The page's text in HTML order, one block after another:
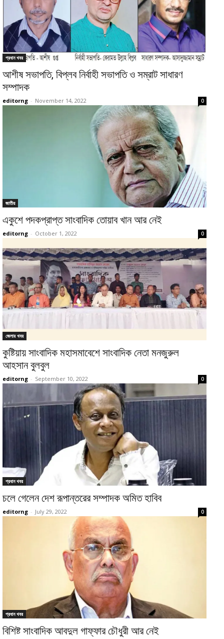
প্রধান খবর
আশীষ সভাপতি, বিপ্লব নির্বাহী সভাপতি ও সম্রাট সাধারণ
সম্পাদক
editorng - November 14, 2022 0
জাতীয়
একুশে পদকপ্রাপ্ত সাংবাদিক তোয়াব খান আর নেই
editorng - October 1, 2022 0
জেলার খবর
কুষ্টিয়ায় সাংবাদিক মহাসমাবেশে সাংবাদিক নেতা মনজুরুল
আহসান বুলবুল
editorng - September 10, 2022 0
প্রধান খবর
চলে গেলেন দেশ রূপান্তরের সম্পাদক অমিত হাবিব
editorng - July 29, 2022 0
প্রধান খবর
বিশিষ্ট সাংবাদিক আবদুল গাফ্‌ফার চৌধুরী আর নেই